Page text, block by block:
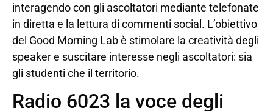
interagendo con gli ascoltatori mediante telefonate
in diretta e la lettura di commenti social. L’obiettivo
del Good Morning Lab è stimolare la creatività degli
speaker e suscitare interesse negli ascoltatori: sia
gli studenti che il territorio.
Radio 6023 la voce degli